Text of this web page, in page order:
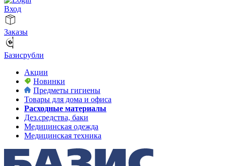
Вход
Заказы
Базисрубли
Акции
Новинки
Предметы гигиены
Товары для дома и офиса
Расходные материалы
Дез.средства, баки
Медицинская одежда
Медицинская техника